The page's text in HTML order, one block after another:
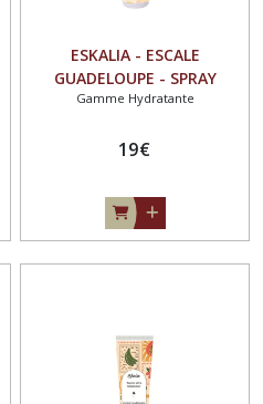
ESKALIA - ESCALE
GUADELOUPE - SPRAY
HYDRATANT 150ML COCO -
Gamme Hydratante
19€